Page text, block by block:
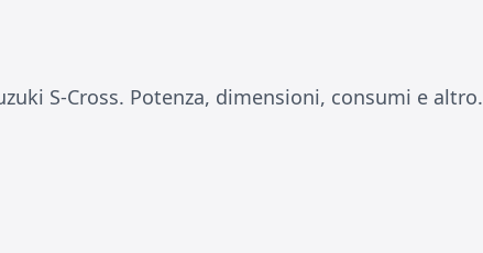
S-Cross. Potenza, dimensioni, consumi e altro.